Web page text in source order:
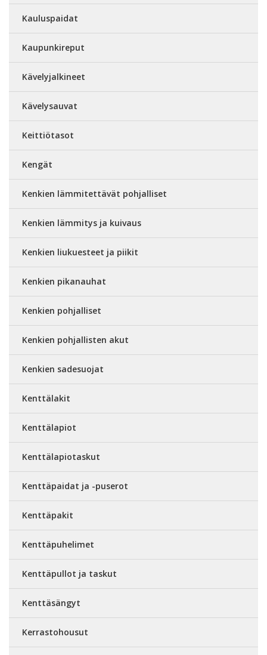
Kauluspaidat
Kaupunkireput
Kävelyjalkineet
Kävelysauvat
Keittiötasot
Kengät
Kenkien lämmitettävät pohjalliset
Kenkien lämmitys ja kuivaus
Kenkien liukuesteet ja piikit
Kenkien pikanauhat
Kenkien pohjalliset
Kenkien pohjallisten akut
Kenkien sadesuojat
Kenttälakit
Kenttälapiot
Kenttälapiotaskut
Kenttäpaidat ja -puserot
Kenttäpakit
Kenttäpuhelimet
Kenttäpullot ja taskut
Kenttäsängyt
Kerrastohousut